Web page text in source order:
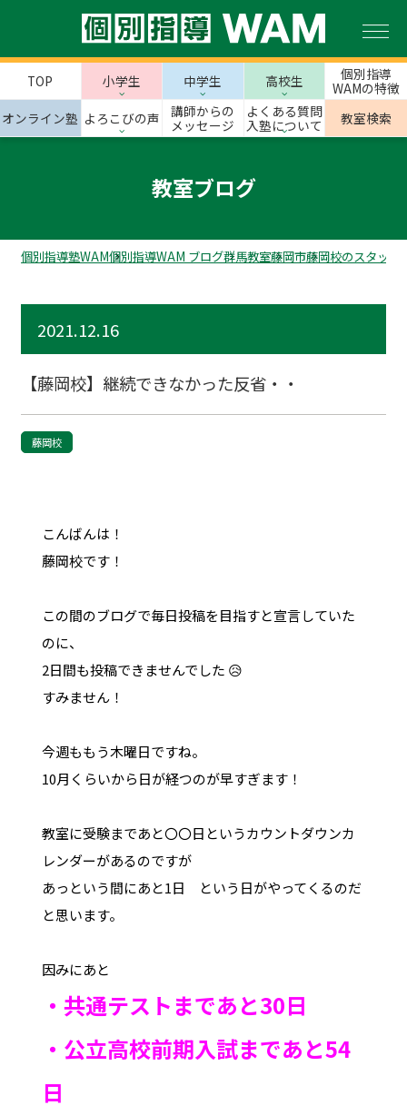
TOP 小学生 中学生 高校生
個別指導
WAMの特徴
オンライン塾 よろこびの声
講師からの
メッセージ
よくある質問
入塾について
教室検索
教室ブログ
個別指導塾WAM個別指導WAM ブログ群馬教室藤岡市藤岡校のスタッフ
2021.12.16
【藤岡校】継続できなかった反省・・
藤岡校
こんばんは！
藤岡校です！
この間のブログで毎日投稿を目指すと宣言していた
のに、
2日間も投稿できませんでした 😥
すみません！
今週ももう木曜日ですね。
10月くらいから日が経つのが早すぎます！
教室に受験まであと〇〇日というカウントダウンカ
レンダーがあるのですが
あっという間にあと1日 という日がやってくるのだ
と思います。
因みにあと
・共通テストまであと30日
・公立高校前期入試まであと54
日